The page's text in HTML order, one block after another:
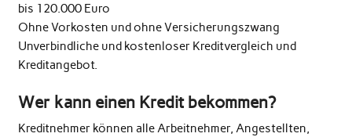
bis 120.000 Euro
Ohne Vorkosten und ohne Versicherungszwang
Unverbindliche und kostenloser Kreditvergleich und
Kreditangebot.
Wer kann einen Kredit bekommen?
Kreditnehmer können alle Arbeitnehmer, Angestellten,